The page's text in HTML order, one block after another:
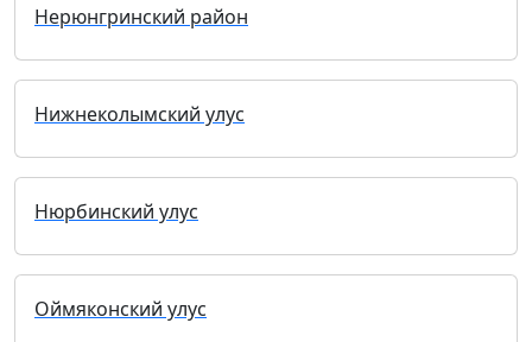
Нерюнгринский район
Нижнеколымский улус
Нюрбинский улус
Оймяконский улус